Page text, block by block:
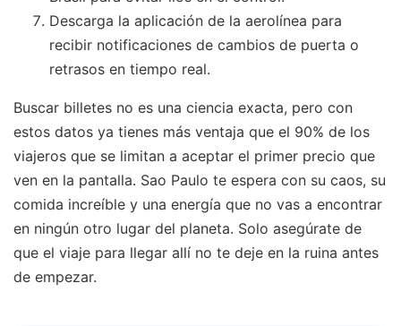
Descarga la aplicación de la aerolínea para
recibir notificaciones de cambios de puerta o
retrasos en tiempo real.
Buscar billetes no es una ciencia exacta, pero con
estos datos ya tienes más ventaja que el 90% de los
viajeros que se limitan a aceptar el primer precio que
ven en la pantalla. Sao Paulo te espera con su caos, su
comida increíble y una energía que no vas a encontrar
en ningún otro lugar del planeta. Solo asegúrate de
que el viaje para llegar allí no te deje en la ruina antes
de empezar.